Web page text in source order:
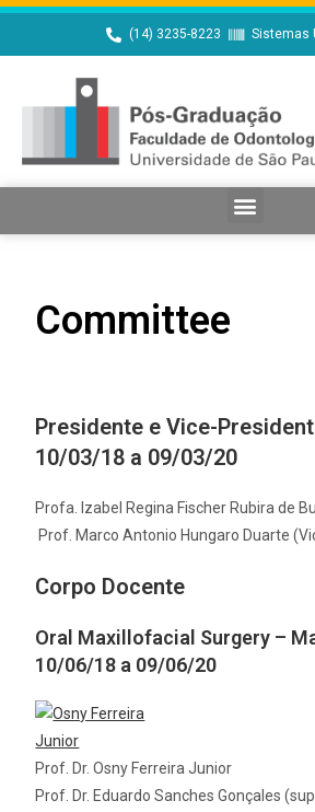
(14) 3235-8223 Sistemas
Committee
Presidente e Vice-
10/03/18 a 09/03/20
Profa. Izabel Regina Fischer Rubira de
Prof. Marco Antonio Hungaro Duarte
Corpo Docente
Oral Maxillofacial Surgery –
10/06/18 a 09/06/20
Prof. Dr. Osny Ferreira Junior
Prof. Dr. Eduardo Sanches Gonçales